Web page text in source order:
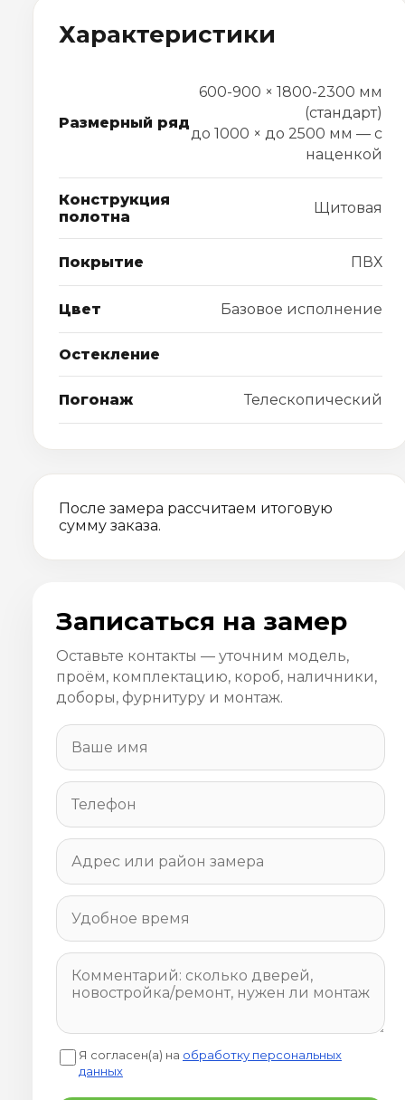
Характеристики
Размерный ряд
600-900 × 1800-2300 мм
(стандарт)
до 1000 × до 2500 мм — с
наценкой
Конструкция
полотна
Щитовая
Покрытие ПВХ
Цвет Базовое исполнение
Остекление
Погонаж Телескопический
После замера рассчитаем итоговую
сумму заказа.
Записаться на замер
Оставьте контакты — уточним модель,
проём, комплектацию, короб, наличники,
доборы, фурнитуру и монтаж.
Я согласен(а) на обработку персональных
данных